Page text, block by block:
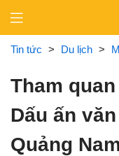
content
Tin tức > Du lịch >
Tham
Dấu ấn
Quảng